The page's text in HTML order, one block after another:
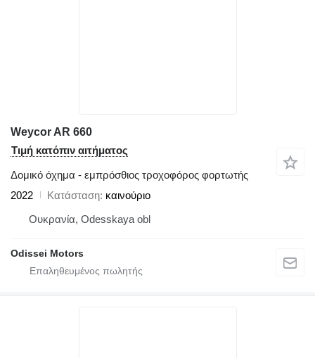
Weycor AR 660
Τιμή κατόπιν αιτήματος
Δομικό όχημα - εμπρόσθιος τροχοφόρος φορτωτής
2022
Κατάσταση καινούριο
Ουκρανία, Odesskaya obl
Odissei Motors